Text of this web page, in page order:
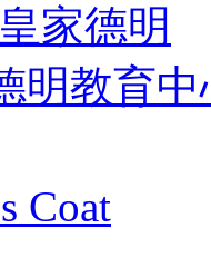
家德明
明教育中
Coat